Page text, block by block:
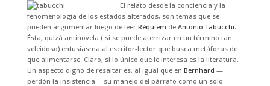
El relato desde la conciencia y la
fenomenología de los estados alterados, son temas que se
pueden argumentar luego de leer Réquiem de Antonio Tabucchi.
Ésta, quizá antinovela ( si se puede aterrizar en un término tan
veleidoso) entusiasma al escritor-lector que busca metáforas de
que alimentarse. Claro, si lo único que le interesa es la literatura.
Un aspecto digno de resaltar es, al igual que en Bernhard —
perdón la insistencia— su manejo del párrafo como un solo